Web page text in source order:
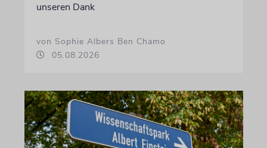
unseren Dank
von Sophie Albers Ben Chamo
05.08.2026